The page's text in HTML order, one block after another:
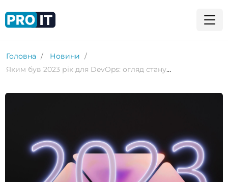
Головна
Новини
Яким був 2023 рік для DevOps: огляд стану ринку